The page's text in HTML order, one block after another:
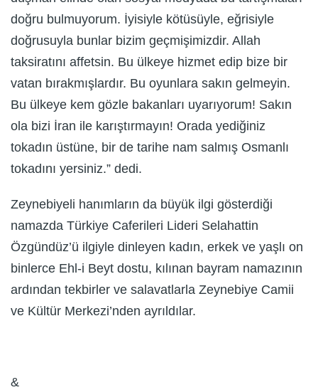
doğru bulmuyorum. İyisiyle kötüsüyle, eğrisiyle
doğrusuyla bunlar bizim geçmişimizdir. Allah
taksiratını affetsin. Bu ülkeye hizmet edip bize bir
vatan bırakmışlardır. Bu oyunlara sakın gelmeyin.
Bu ülkeye kem gözle bakanları uyarıyorum! Sakın
ola bizi İran ile karıştırmayın! Orada yediğiniz
tokadın üstüne, bir de tarihe nam salmış Osmanlı
tokadını yersiniz.” dedi.
Zeynebiyeli hanımların da büyük ilgi gösterdiği
namazda Türkiye Caferileri Lideri Selahattin
Özgündüz’ü ilgiyle dinleyen kadın, erkek ve yaşlı on
binlerce Ehl-i Beyt dostu, kılınan bayram namazının
ardından tekbirler ve salavatlarla Zeynebiye Camii
ve Kültür Merkezi’nden ayrıldılar.
&